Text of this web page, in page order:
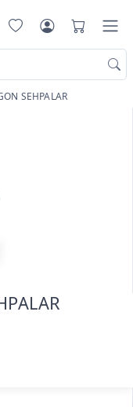
SEHPALAR